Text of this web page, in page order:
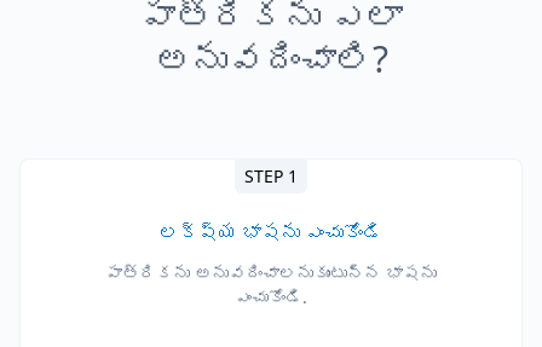
పాత్రికను ఎలా
అనువదించాలి?
STEP 1
లక్ష్య భాషను ఎంచుకోండి
పాత్రికను అనువదించాలనుకుంటున్న భాషను
ఎంచుకోండి.